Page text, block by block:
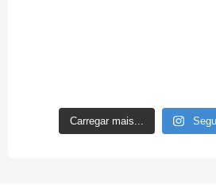
Carregar mais...